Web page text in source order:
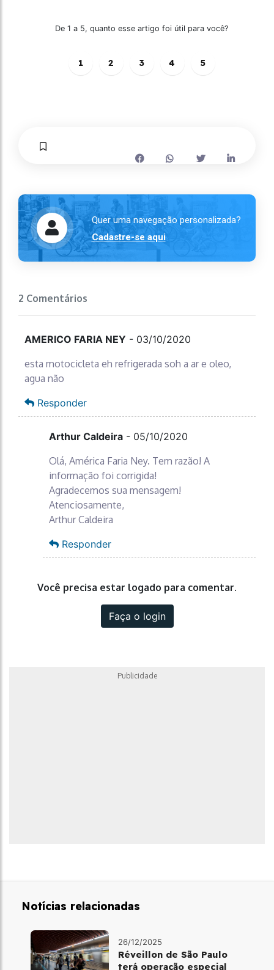
De 1 a 5, quanto esse artigo foi útil para você?
1 2 3 4 5
Quer uma navegação personalizada?
Cadastre-se aqui
2 Comentários
AMERICO FARIA NEY - 03/10/2020
esta motocicleta eh refrigerada soh a ar e oleo,
agua não
Responder
Arthur Caldeira - 05/10/2020
Olá, América Faria Ney. Tem razão! A
informação foi corrigida!
Agradecemos sua mensagem!
Atenciosamente,
Arthur Caldeira
Responder
Você precisa estar logado para comentar.
Faça o login
Publicidade
Notícias relacionadas
26/12/2025
Réveillon de São Paulo
terá operação especial